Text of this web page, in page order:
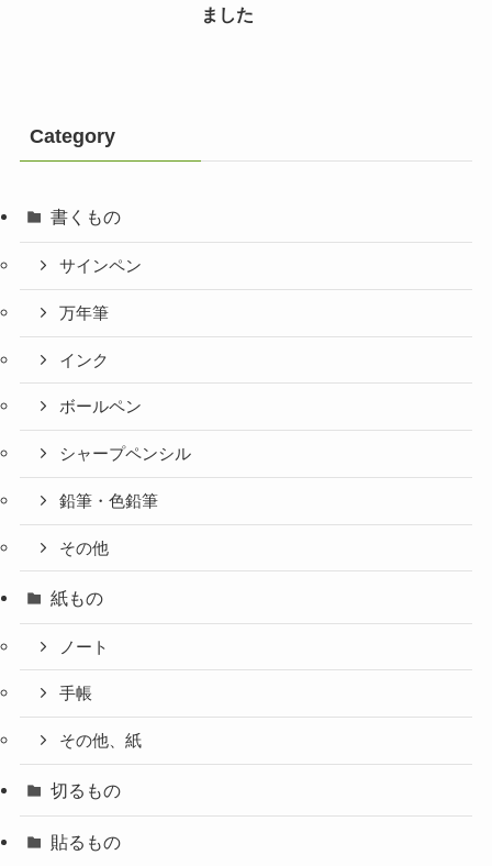
ました
Category
書くもの
サインペン
万年筆
インク
ボールペン
シャープペンシル
鉛筆・色鉛筆
その他
紙もの
ノート
手帳
その他、紙
切るもの
貼るもの